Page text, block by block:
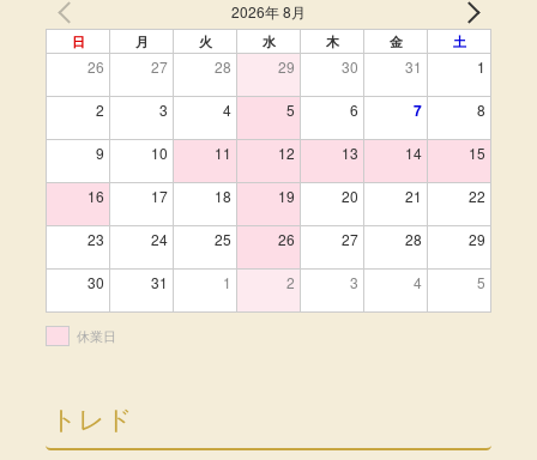
2026年 8月
日 月 火 水 木 金 土
26 27 28 29 30 31 1
2 3 4 5 6 7 8
9 10 11 12 13 14 15
16 17 18 19 20 21 22
23 24 25 26 27 28 29
30 31 1 2 3 4 5
休業日
トレド